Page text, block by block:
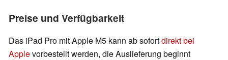
Preise und Verfügbarkeit
Das iPad Pro mit Apple M5 kann ab sofortdirekt bei
Applevorbestellt werden, die Auslieferung beginnt